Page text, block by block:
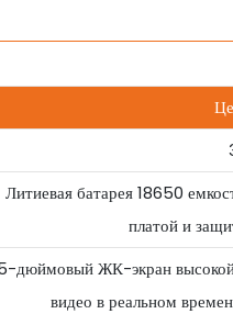
Литиевая батарея 18650
платой и
дюймовый ЖК-экран высокой
видео в реальном